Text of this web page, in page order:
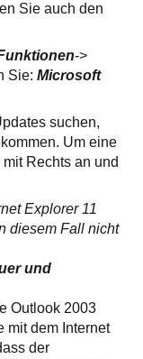
Sie auch den
->
Sie: Microsoft
suchen,
Um eine
Rechts an und
Explorer 11
diesem Fall nicht
und
Outlook 2003
mit dem Internet
der